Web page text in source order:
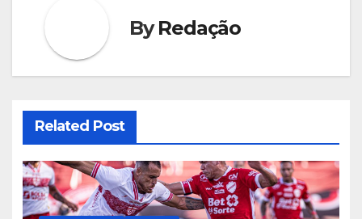
ByRedação
Related Post